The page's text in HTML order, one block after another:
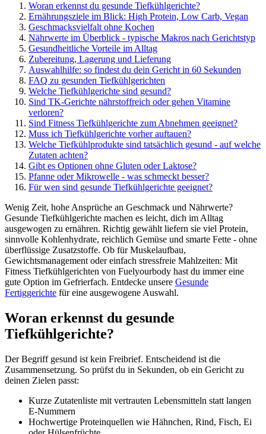
Woran erkennst du gesunde Tiefkühlgerichte?
Ernährungsziele im Blick: High Protein, Low Carb, Vegan
Geschmacksvielfalt ohne Kochen
Nährwerte im Überblick - typische Makros nach Gerichtstyp
Gesundheitliche Vorteile im Alltag
Zubereitung, Lagerung und Lieferung
Auswahlhilfe: so findest du dein Gericht in 60 Sekunden
FAQ zu gesunden Tiefkühlgerichten
Welche Tiefkühlgerichte sind gesund?
Sind TK-Gerichte nährstoffreich oder gehen Vitamine
verloren?
Sind Fitness Tiefkühlgerichte zum Abnehmen geeignet?
Muss ich Tiefkühlgerichte vorher auftauen?
Welche Tiefkühlprodukte sind tatsächlich gesund - auf welche
Zutaten achten?
Gibt es Optionen ohne Gluten oder Laktose?
Pfanne oder Mikrowelle - was schmeckt besser?
Für wen sind gesunde Tiefkühlgerichte geeignet?
Wenig Zeit, hohe Ansprüche an Geschmack und Nährwerte?
Gesunde Tiefkühlgerichte machen es leicht, dich im Alltag
ausgewogen zu ernähren. Richtig gewählt liefern sie viel Protein,
sinnvolle Kohlenhydrate, reichlich Gemüse und smarte Fette - ohne
überflüssige Zusatzstoffe. Ob für Muskelaufbau,
Gewichtsmanagement oder einfach stressfreie Mahlzeiten: Mit
Fitness Tiefkühlgerichten von Fuelyourbody hast du immer eine
gute Option im Gefrierfach. Entdecke unsere Gesunde
Fertiggerichte für eine ausgewogene Auswahl.
Woran erkennst du gesunde
Tiefkühlgerichte?
Der Begriff gesund ist kein Freibrief. Entscheidend ist die
Zusammensetzung. So prüfst du in Sekunden, ob ein Gericht zu
deinen Zielen passt:
Kurze Zutatenliste mit vertrauten Lebensmitteln statt langen
E-Nummern
Hochwertige Proteinquellen wie Hähnchen, Rind, Fisch, Ei